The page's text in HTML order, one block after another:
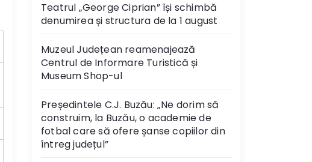
Teatrul „George Ciprian” își schimbă
denumirea și structura de la 1 august
Muzeul Județean reamenajează
Centrul de Informare Turistică și
Museum Shop-ul
Președintele C.J. Buzău: „Ne dorim să
construim, la Buzău, o academie de
fotbal care să ofere șanse copiilor din
întreg județul”